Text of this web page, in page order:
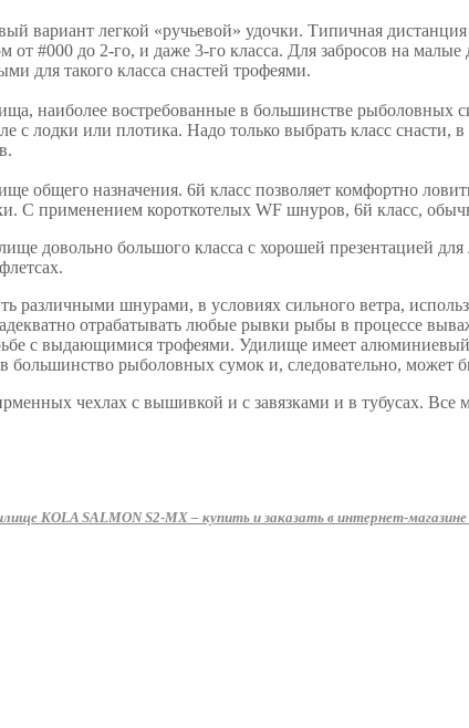
вариант легкой «ручьевой» удочки. Типичная
#000 до 2-го, и даже 3-го класса. Для забросов на
для такого класса снастей трофеями.
наиболее востребованные в большинстве рыболовных
с лодки или плотика. Надо только выбрать класс снасти,
общего назначения. 6й класс позволяет комфортно
С применением короткотелых WF шнуров, 6й класс,
довольно большого класса с хорошей презентацией
различными шнурами, в условиях сильного ветра,
отрабатывать любые рывки рыбы в процессе
с выдающимися трофеями. Удилище имеет
рыболовных сумок и, следовательно, может
чехлах с вышивкой и с завязками и в тубусах.
KOLA SALMON S2-MX – купить и заказать в интернет-